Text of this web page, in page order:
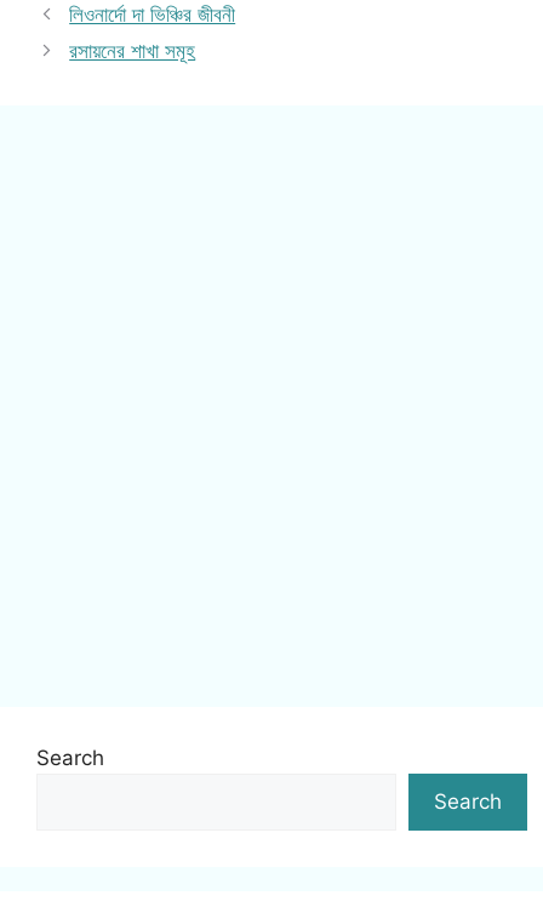
লিওনার্দো দা ভিঞ্চির জীবনী
রসায়নের শাখা সমূহ
Search
Search